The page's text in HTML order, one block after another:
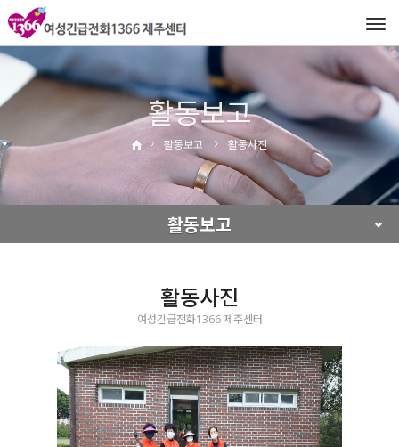
활동보고
활동보고 활동사진
활동보고
활동사진
여성긴급전화1366 제주센터